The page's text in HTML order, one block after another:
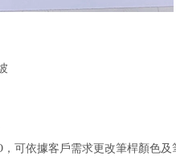
可依據客戶需求更改筆桿顏色及